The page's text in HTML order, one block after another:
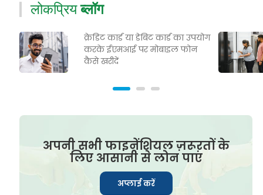
लोकप्रियब्लॉग
क्रेडिट कार्ड या डेबिट कार्ड का उपयोग
करके ईएमआई पर मोबाइल फोन
कैसे खरीदें
अपनी सभी फाइनेंशियल ज़रूरतों के
लिए आसानी से लोन पाएं
अप्लाई करें